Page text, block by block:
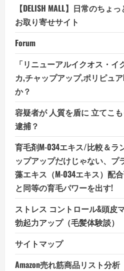
【DELISH MALL】日常のちょ
お取り寄せサイト
Forum
「リニューアルイクオス・イ
カ,チャップアップ,ポリピュ
か？
容疑者が 人質を盾に 立てこ
逮捕？
育毛剤M-034エキス/比較＆ラ
ップアップだけじゃない、プ
藻エキス（M-034エキス）配
と同等の育毛パワーを出す!
ストレス コントロール&頭皮
勃起力アップ（毛髪体験談）
サイトマップ
Amazon売れ筋商品リスト分析